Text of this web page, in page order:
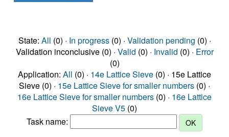
State: All (0) · In progress(0) · Validation pending (0) ·
Validation inconclusive (0) · Valid (0) · Invalid (0) · Error
(0)
Application: All (0) · 14e Lattice Sieve (0) · 15e Lattice
Sieve (0) · 15e Lattice Sieve for smaller numbers (0) ·
16e Lattice Sieve for smaller numbers (0) · 16e Lattice
Sieve V5 (0)
Task name: